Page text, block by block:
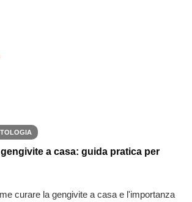
a casa: guida pratica per
curare la gengivite a casa e l'importanza